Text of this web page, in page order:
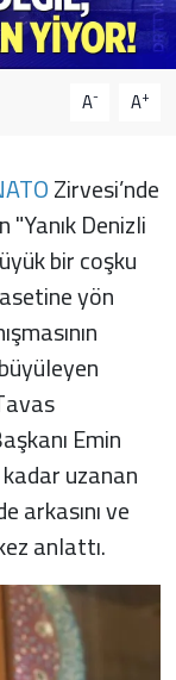
A- A+
Zirvesi’nde
"Yanık Denizli
bir coşku
yön
Emin
uzanan
arkasını ve
anlattı.